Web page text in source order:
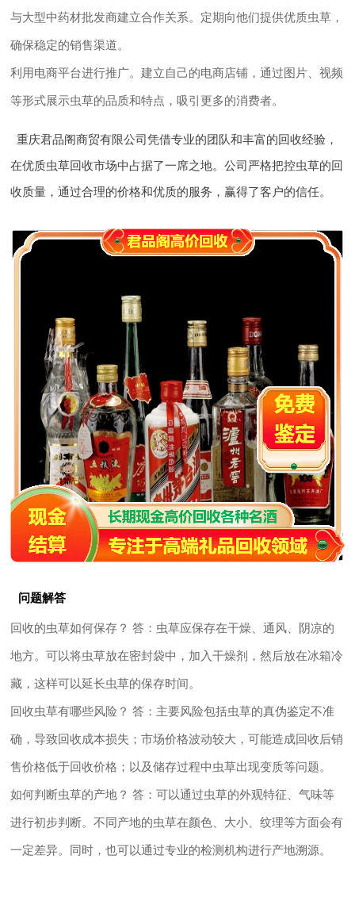
与大型中药材批发商建立合作关系。定期向他们提供优质虫草，
确保稳定的销售渠道。
利用电商平台进行推广。建立自己的电商店铺，通过图片、视频
等形式展示虫草的品质和特点，吸引更多的消费者。
重庆君品阁商贸有限公司凭借专业的团队和丰富的回收经验，
在优质虫草回收市场中占据了一席之地。公司严格把控虫草的回
收质量，通过合理的价格和优质的服务，赢得了客户的信任。
问题解答
回收的虫草如何保存？ 答：虫草应保存在干燥、通风、阴凉的
地方。可以将虫草放在密封袋中，加入干燥剂，然后放在冰箱冷
藏，这样可以延长虫草的保存时间。
回收虫草有哪些风险？ 答：主要风险包括虫草的真伪鉴定不准
确，导致回收成本损失；市场价格波动较大，可能造成回收后销
售价格低于回收价格；以及储存过程中虫草出现变质等问题。
如何判断虫草的产地？ 答：可以通过虫草的外观特征、气味等
进行初步判断。不同产地的虫草在颜色、大小、纹理等方面会有
一定差异。同时，也可以通过专业的检测机构进行产地溯源。